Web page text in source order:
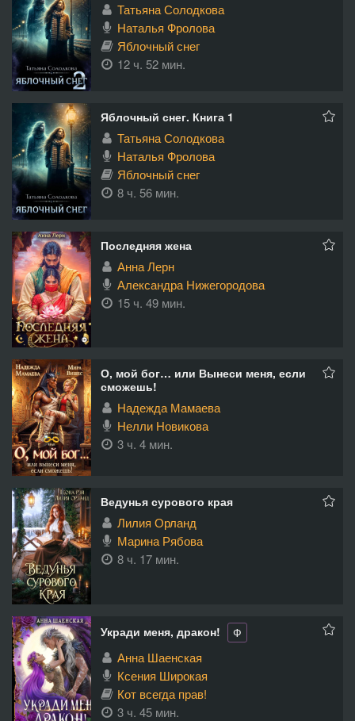
Татьяна Солодкова
Наталья Фролова
Яблочный снег
12 ч. 52 мин.
Яблочный снег. Книга 1
Татьяна Солодкова
Наталья Фролова
Яблочный снег
8 ч. 56 мин.
Последняя жена
Анна Лерн
Александра Нижегородова
15 ч. 49 мин.
О, мой бог… или Вынеси меня, если
сможешь!
Надежда Мамаева
Нелли Новикова
3 ч. 4 мин.
Ведунья сурового края
Лилия Орланд
Марина Рябова
8 ч. 17 мин.
Укради меня, дракон! Ф
Анна Шаенская
Ксения Широкая
Кот всегда прав!
3 ч. 45 мин.